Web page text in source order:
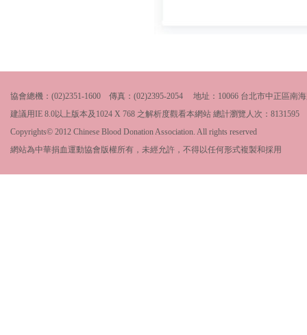
協會總機：(02)2351-1600 傳真：(02)2395-2054 地址：10066 台北市中正區南
建議用IE 8.0以上版本及1024 X 768 之解析度觀看本網站 總計瀏覽人次： 8131595
Copyrights© 2012 Chinese Blood Donation Association. All rights reserved
網站為中華捐血運動協會版權所有，未經允許，不得以任何形式複製和採用